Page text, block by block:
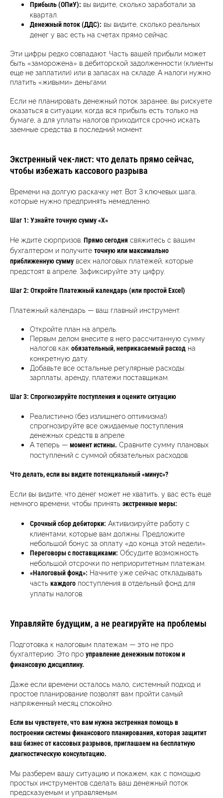
Прибыль (ОПиУ): вы видите, сколько заработали за
квартал.
Денежный поток (ДДС): вы видите, сколько реальных
денег у вас есть на счетах прямо сейчас.
Эти цифры редко совпадают. Часть вашей прибыли может
быть «заморожена» в дебиторской задолженности (клиенты
еще не заплатили) или в запасах на складе. А налоги нужно
платить «живыми» деньгами.
Если не планировать денежный поток заранее, вы рискуете
оказаться в ситуации, когда вся прибыль есть только на
бумаге, а для уплаты налогов приходится срочно искать
заемные средства в последний момент.
Экстренный чек-лист: что делать прямо сейчас,
чтобы избежать кассового разрыва
Времени на долгую раскачку нет. Вот 3 ключевых шага,
которые нужно предпринять немедленно:
Шаг 1: Узнайте точную сумму «Х»
Не ждите сюрпризов. Прямо сегодня свяжитесь с вашим
бухгалтером и получите точную или максимально
приближенную сумму всех налоговых платежей, которые
предстоят в апреле. Зафиксируйте эту цифру.
Шаг 2: Откройте Платежный календарь (или простой Excel)
Платежный календарь — ваш главный инструмент.
Откройте план на апрель.
Первым делом внесите в него рассчитанную сумму
налогов как обязательный, неприкасаемый расход на
конкретную дату.
Добавьте все остальные регулярные расходы:
зарплаты, аренду, платежи поставщикам.
Шаг 3: Спрогнозируйте поступления и оцените ситуацию
Реалистично (без излишнего оптимизма!)
спрогнозируйте все ожидаемые поступления
денежных средств в апреле.
А теперь — момент истины. Сравните сумму плановых
поступлений с суммой обязательных расходов.
Что делать, если вы видите потенциальный «минус»?
Если вы видите, что денег может не хватить, у вас есть еще
немного времени, чтобы принять экстренные меры:
Срочный сбор дебиторки: Активизируйте работу с
клиентами, которые вам должны. Предложите
небольшой бонус за оплату «до конца этой недели».
Переговоры с поставщиками: Обсудите возможность
небольшой отсрочки по неприоритетным платежам.
«Налоговый фонд»: Начните уже сейчас откладывать
часть каждого поступления в отдельный фонд для
уплаты налогов.
Управляйте будущим, а не реагируйте на проблемы
Подготовка к налоговым платежам — это не про
бухгалтерию. Это про управление денежным потоком и
финансовую дисциплину.
Даже если времени осталось мало, системный подход и
простое планирование позволят вам пройти самый
напряженный месяц спокойно.
Если вы чувствуете, что вам нужна экстренная помощь в
построении системы финансового планирования, которая защитит
ваш бизнес от кассовых разрывов, приглашаем на бесплатную
диагностическую консультацию.
Мы разберем вашу ситуацию и покажем, как с помощью
простых инструментов сделать ваш денежный поток
предсказуемым и управляемым.